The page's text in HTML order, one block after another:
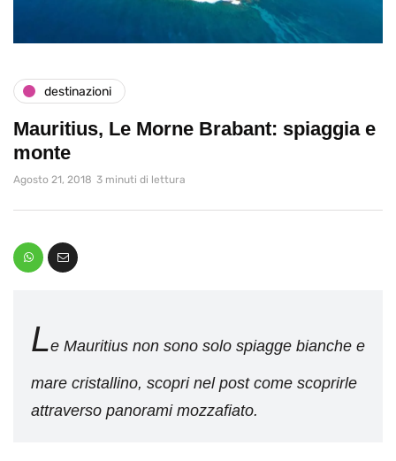
destinazioni
Mauritius, Le Morne Brabant: spiaggia e
monte
Agosto 21, 2018 3 minuti di lettura
Le Mauritius non sono solo spiagge bianche e
mare cristallino, scopri nel post come scoprirle
attraverso panorami mozzafiato.